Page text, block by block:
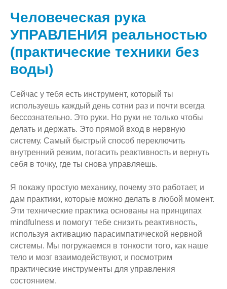
Человеческая рука
УПРАВЛЕНИЯ реальностью
(практические техники без
воды)
Сейчас у тебя есть инструмент, который ты
используешь каждый день сотни раз и почти всегда
бессознательно. Это руки. Но руки не только чтобы
делать и держать. Это прямой вход в нервную
систему. Самый быстрый способ переключить
внутренний режим, погасить реактивность и вернуть
себя в точку, где ты снова управляешь.
Я покажу простую механику, почему это работает, и
дам практики, которые можно делать в любой момент.
Эти технические практика основаны на принципах
mindfulness и помогут тебе снизить реактивность,
используя активацию парасимпатической нервной
системы. Мы погружаемся в тонкости того, как наше
тело и мозг взаимодействуют, и посмотрим
практические инструменты для управления
состоянием.